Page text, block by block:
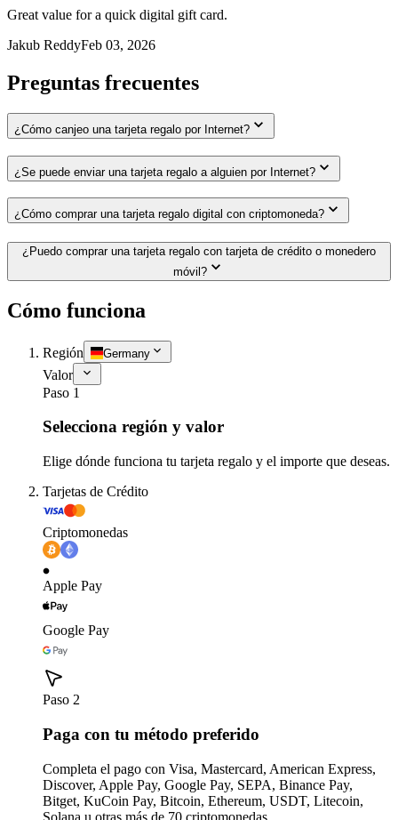
Great value for a quick digital gift card.
Jakub ReddyFeb 03, 2026
Preguntas frecuentes
¿Cómo canjeo una tarjeta regalo por Internet?
¿Se puede enviar una tarjeta regalo a alguien por Internet?
¿Cómo comprar una tarjeta regalo digital con criptomoneda?
¿Puedo comprar una tarjeta regalo con tarjeta de crédito o monedero
móvil?
Cómo funciona
Región Germany
Valor
Paso 1
Selecciona región y valor
Elige dónde funciona tu tarjeta regalo y el importe que deseas.
Tarjetas de Crédito
Criptomonedas
Apple Pay
Google Pay
Paso 2
Paga con tu método preferido
Completa el pago con Visa, Mastercard, American Express,
Discover, Apple Pay, Google Pay, SEPA, Binance Pay,
Bitget, KuCoin Pay, Bitcoin, Ethereum, USDT, Litecoin,
Solana u otras más de 70 criptomonedas.